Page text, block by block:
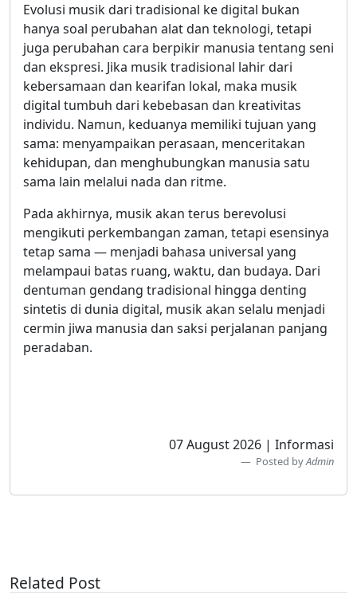
Evolusi musik dari tradisional ke digital bukan
hanya soal perubahan alat dan teknologi, tetapi
juga perubahan cara berpikir manusia tentang seni
dan ekspresi. Jika musik tradisional lahir dari
kebersamaan dan kearifan lokal, maka musik
digital tumbuh dari kebebasan dan kreativitas
individu. Namun, keduanya memiliki tujuan yang
sama: menyampaikan perasaan, menceritakan
kehidupan, dan menghubungkan manusia satu
sama lain melalui nada dan ritme.
Pada akhirnya, musik akan terus berevolusi
mengikuti perkembangan zaman, tetapi esensinya
tetap sama — menjadi bahasa universal yang
melampaui batas ruang, waktu, dan budaya. Dari
dentuman gendang tradisional hingga denting
sintetis di dunia digital, musik akan selalu menjadi
cermin jiwa manusia dan saksi perjalanan panjang
peradaban.
07 August 2026 | Informasi
Posted byAdmin
Related Post